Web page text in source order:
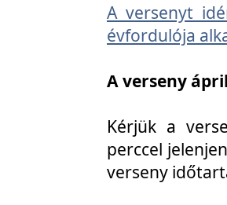
A versenyt
évfordulója
A verseny
Kérjük a
perccel
verseny